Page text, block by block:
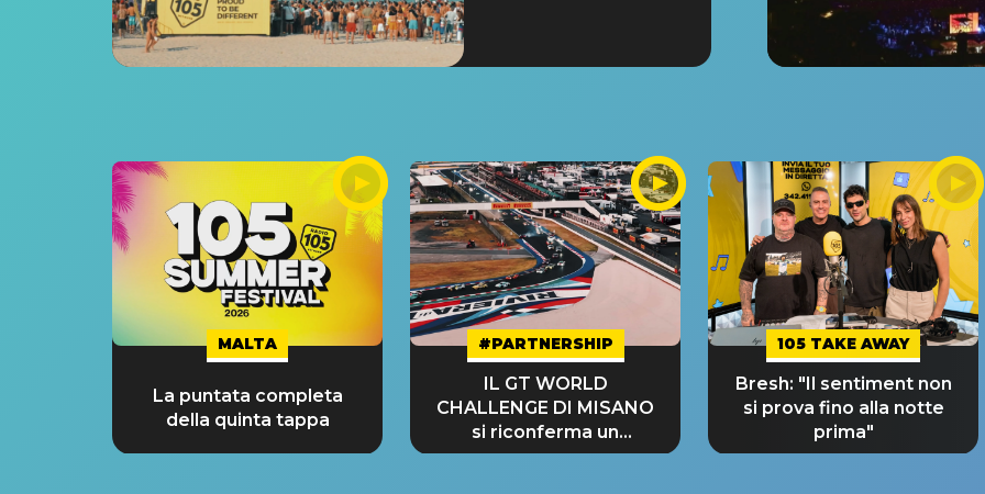
MALTA
La puntata completa
della quinta tappa
#PARTNERSHIP
IL GT WORLD
CHALLENGE DI MISANO
si riconferma un
GRANDE SUCCESSO!
105 TAKE AWAY
Bresh: "Il sentiment non
si prova fino alla notte
prima"